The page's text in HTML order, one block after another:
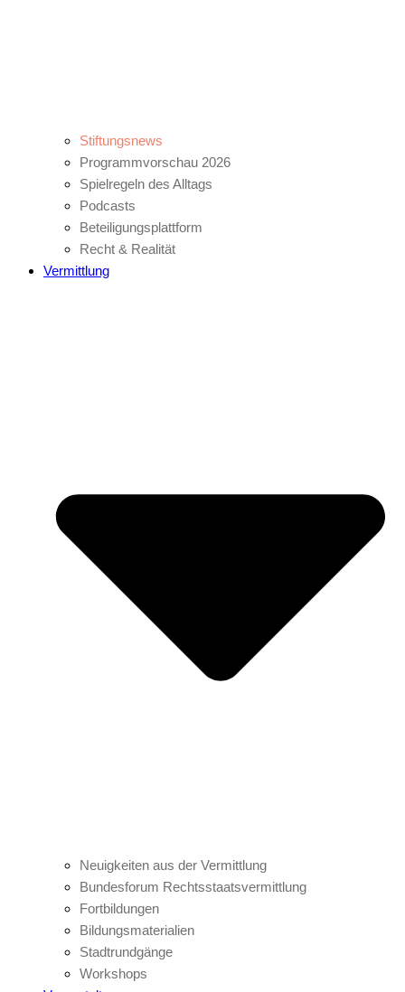
Stiftungsnews
Programmvorschau 2026
Spielregeln des Alltags
Podcasts
Beteiligungsplattform
Recht & Realität
Vermittlung
Neuigkeiten aus der Vermittlung
Bundesforum Rechtsstaatsvermittlung
Fortbildungen
Bildungsmaterialien
Stadtrundgänge
Workshops